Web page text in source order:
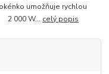
umožňuje rychlou
2 000 W... celý popis